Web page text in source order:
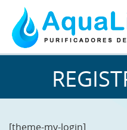
[theme-my-login]